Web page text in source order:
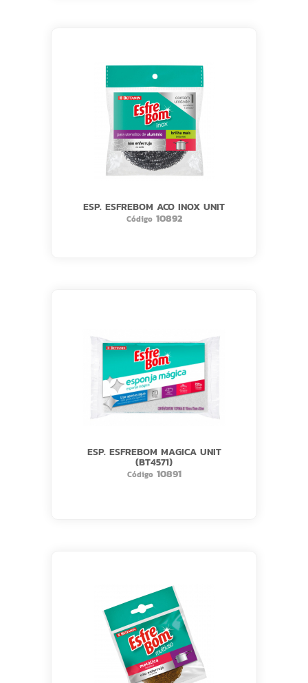
ESP. ESFREBOM ACO INOX UNIT
Código10892
ESP. ESFREBOM MAGICA UNIT
(BT4571)
Código10891